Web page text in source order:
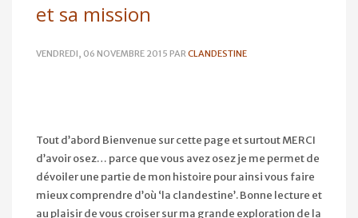
et sa mission
VENDREDI, 06 NOVEMBRE 2015 PARCLANDESTINE
Tout d’abord Bienvenue sur cette page et surtout MERCI
d’avoir osez… parce que vous avez osez je me permet de
dévoiler une partie de mon histoire pour ainsi vous faire
mieux comprendre d’où ‘la clandestine’. Bonne lecture et
au plaisir de vous croiser sur ma grande exploration de la